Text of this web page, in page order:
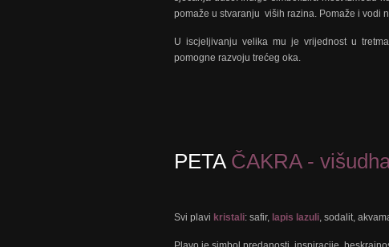
pomaže u stvaranju viših razina. Pomaže i vodi
U iscjeljivanju velika mu je vrijednost u
pomogne razvoju trećeg oka.
PETAČAKRA -
Svi plavi kristali: safir, lapis lazuli, sodalit,